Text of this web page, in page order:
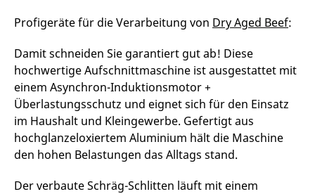
Profigeräte für die Verarbeitung von Dry Aged Beef:
Damit schneiden Sie garantiert gut ab! Diese
hochwertige Aufschnittmaschine ist ausgestattet mit
einem Asynchron-Induktionsmotor +
Überlastungsschutz und eignet sich für den Einsatz
im Haushalt und Kleingewerbe. Gefertigt aus
hochglanzeloxiertem Aluminium hält die Maschine
den hohen Belastungen das Alltags stand.
Der verbaute Schräg-Schlitten läuft mit einem